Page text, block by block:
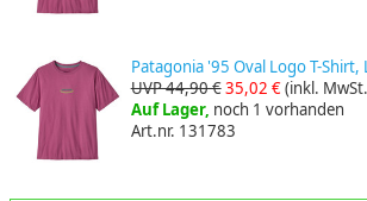
Patagonia '95 Oval Logo T-
UVP 44,90 €35,02 €(inkl.
Auf Lager, noch 1 vorhanden
Art.nr. 131783